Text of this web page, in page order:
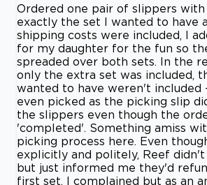
Ordered one pair of slippers with
exactly the set I wanted to have
shipping costs were included, I
for my daughter for the fun so
spreaded over both sets. In the
only the extra set was included,
wanted to have weren't included
even picked as the picking slip
the slippers even though the
'completed'. Something amiss
picking process here. Even
explicitly and politely, Reef didn't
but just informed me they'd
first set. I complained but as an